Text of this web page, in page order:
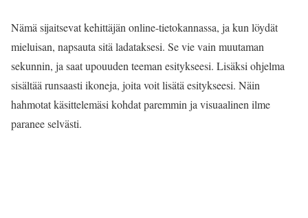
Nämä sijaitsevat kehittäjän online-tietokannassa, ja kun löydät
mieluisan, napsauta sitä ladataksesi. Se vie vain muutaman
sekunnin, ja saat upouuden teeman esitykseesi. Lisäksi ohjelma
sisältää runsaasti ikoneja, joita voit lisätä esitykseesi. Näin
hahmotat käsittelemäsi kohdat paremmin ja visuaalinen ilme
paranee selvästi.